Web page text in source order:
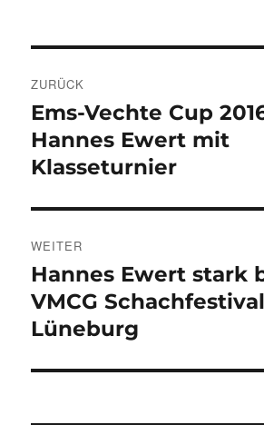
ZURÜCK
Vorheriger
Beitrag:
Ems-Vechte Cup
Hannes Ewert mit
Klasseturnier
WEITER
Nächster
Beitrag:
Hannes Ewert stark
VMCG
Lüneburg